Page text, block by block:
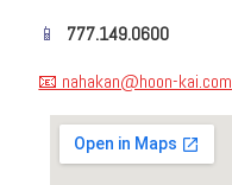
📱
777.149.0600
📧 nahakan@hoon-kai.com